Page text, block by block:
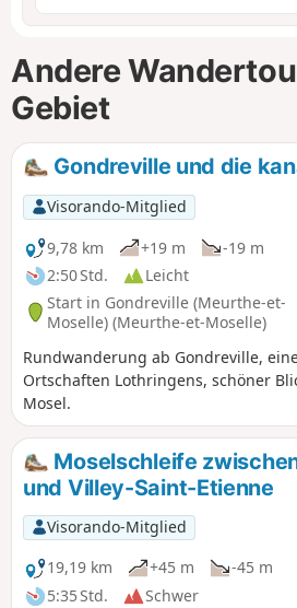
Andere
Gebiet
Gondreville und die
Visorando-Mitglied
9,78 km
+19 m
-19 m
2:50 Std.
Leicht
Start in Gondreville (Meurthe-et-
Moselle) (Meurthe-et-Moselle)
Rundwanderung ab Gondreville,
Ortschaften Lothringens, schöner
Mosel.
Moselschleife
und Villey-Saint-Etienne
Visorando-Mitglied
19,19 km
+45 m
-45 m
5:35 Std.
Schwer